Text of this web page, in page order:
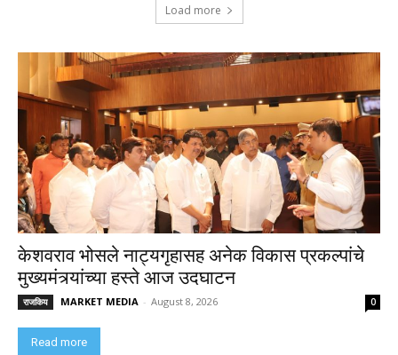
Load more
केशवराव भोसले नाट्यगृहासह अनेक विकास प्रकल्पांचे
मुख्यमंत्र्यांच्या हस्ते आज उदघाटन
राजकिय MARKET MEDIA - August 8, 2026 0
Read more